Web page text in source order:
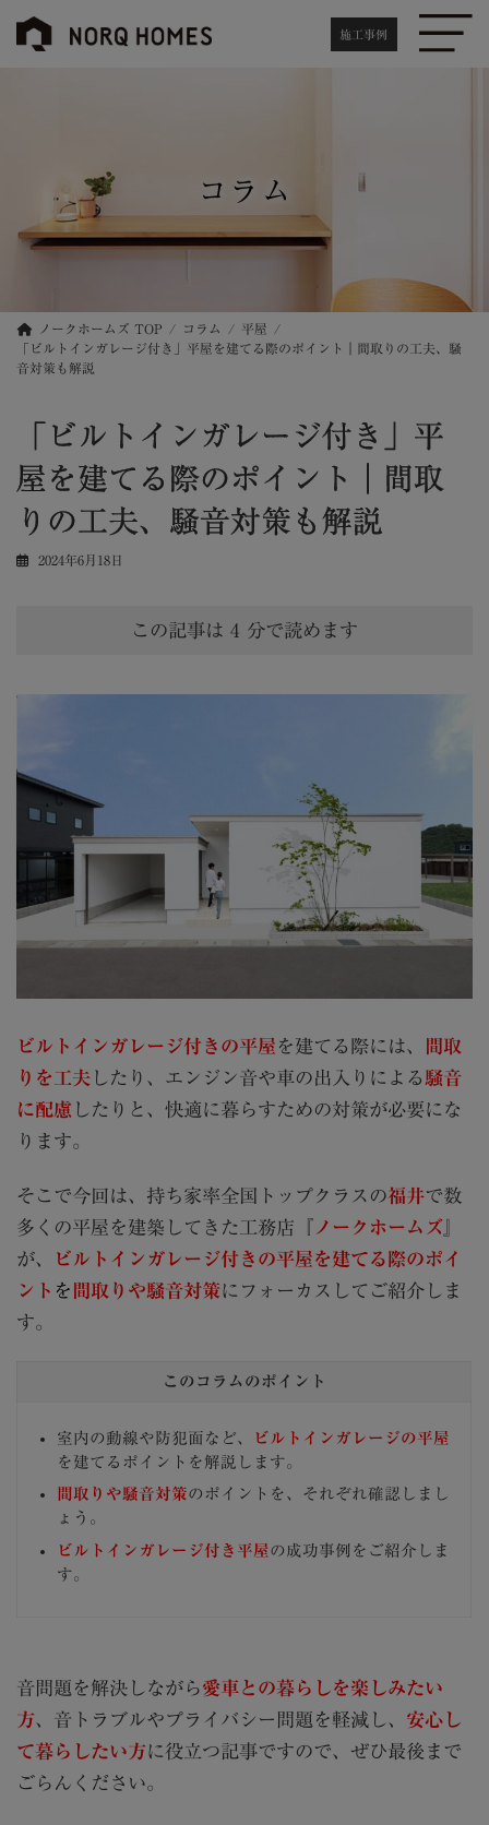
施工事例
コラム
ノークホームズ TOP コラム
平屋
「ビルトインガレージ付き」平屋を建てる際のポイント｜間取りの工夫、騒
音対策も解説
「ビルトインガレージ付き」平
屋を建てる際のポイント｜間取
りの工夫、騒音対策も解説
2024年6月18日
この記事は 4 分で読めます
ビルトインガレージ付きの平屋 を建てる際には、
間取
りを工夫 したり、エンジン音や車の出入りによる 騒音
に配慮 したりと、快適に暮らすための対策が必要にな
ります。
そこで今回は、持ち家率全国トップクラスの福井で数
多くの平屋を建築してきた工務店『
ノークホームズ
が、
ビルトインガレージ付きの平屋を建てる際のポイ
ント を 間取りや騒音対策にフォーカスしてご紹介しま
す。
このコラムのポイント
室内の動線や防犯面など、
ビルトインガレージの平屋
を建てるポイントを解説します。
間取りや騒音対策のポイントを、それぞれ確認しまし
ょう。
ビルトインガレージ付き平屋の成功事例をご紹介しま
す。
音問題を解決しながら愛車との暮らしを楽しみたい
方、音トラブルやプライバシー問題を軽減し、 安心し
て暮らしたい方に役立つ記事ですので、ぜひ最後まで
ごらんください。